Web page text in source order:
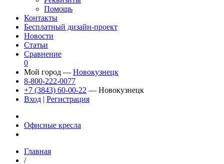
Помощь
Контакты
Бесплатный дизайн-проект
Новости
Статьи
Сравнение
0
Мой город — Новокузнецк
8-800-222-0077
+7 (3843) 60-00-22 — Новокузнецк
Вход | Регистрация
Офисные кресла
Главная
/